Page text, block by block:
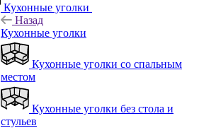
Кухонные уголки
Назад
Кухонные уголки
Кухонные уголки со спальным
местом
Кухонные уголки без стола и
стульев